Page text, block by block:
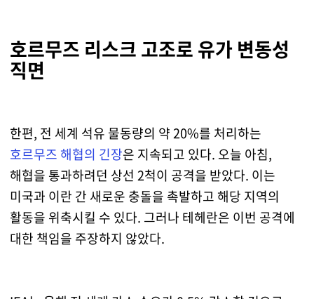
호르무즈 리스크 고조로 유가 변동성
직면
한편, 전 세계 석유 물동량의 약 20%를 처리하는
호르무즈 해협의 긴장은 지속되고 있다. 오늘 아침,
해협을 통과하려던 상선 2척이 공격을 받았다. 이는
미국과 이란 간 새로운 충돌을 촉발하고 해당 지역의
활동을 위축시킬 수 있다. 그러나 테헤란은 이번 공격에
대한 책임을 주장하지 않았다.